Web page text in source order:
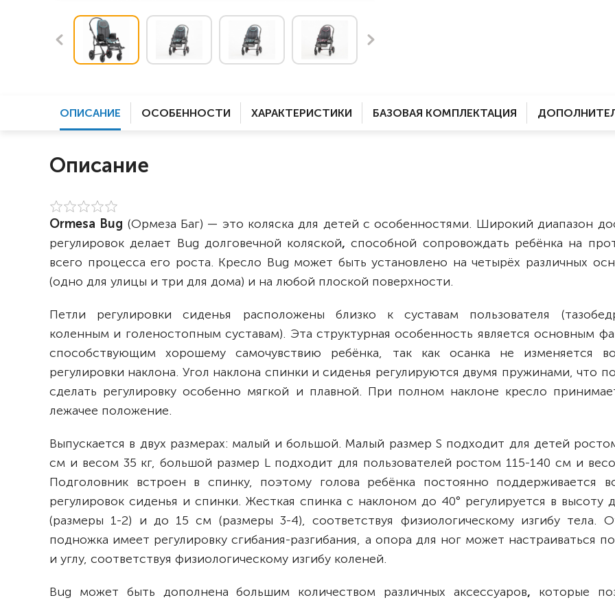
электроприводом
Скутеры
Оборудование с туалетом
колясок
Вертикализаторы
Кровати для дома
Кислородное оборудование
Для бассейна
Для ванны
Для дома
ОПИСАНИЕ ОСОБЕННОСТИ ХАРАКТЕРИСТИКИ БАЗОВАЯ КОМПЛЕКТАЦИЯ
Описание
Ormesa Bug (Ормеза Баг) — это коляска для детей с особенностями. Широкий диапазон
регулировок делает Bug долговечной коляской, способной сопровождать ребёнка на
всего процесса его роста. Кресло Bug может быть установлено на четырёх различных
(одно для улицы и три для дома) и на любой плоской поверхности.
Петли регулировки сиденья расположены близко к суставам пользователя
коленным и голеностопным суставам). Эта структурная особенность является основным
способствующим хорошему самочувствию ребёнка, так как осанка не изменяется
регулировки наклона. Угол наклона спинки и сиденья регулируются двумя пружинами, что
сделать регулировку особенно мягкой и плавной. При полном наклоне кресло
лежачее положение.
Выпускается в двух размерах: малый и большой. Малый размер S подходит для детей
см и весом 35 кг, большой размер L подходит для пользователей ростом 115-140 см и
Подголовник встроен в спинку, поэтому голова ребёнка постоянно поддерживается
регулировок сиденья и спинки. Жесткая спинка с наклоном до 40° регулируется в высоту
(размеры 1-2) и до 15 см (размеры 3-4), соответствуя физиологическому изгибу тела.
подножка имеет регулировку сгибания-разгибания, а опора для ног может настраиваться
и углу, соответствуя физиологическому изгибу коленей.
Bug может быть дополнена большим количеством различных аксессуаров, которые